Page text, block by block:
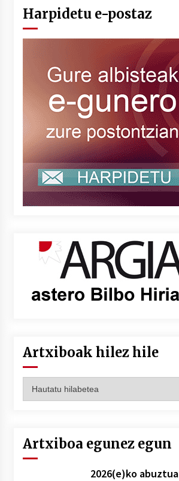
Harpidetu e-postaz
Artxiboak hilez hile
hilez
Artxiboa egunez egun
2026(e)ko abuztua